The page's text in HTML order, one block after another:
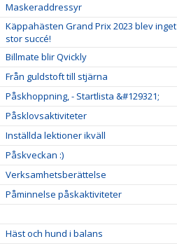
Maskeraddressyr
Käppahästen Grand Prix 2023 blev
stor succé!
Billmate blir Qvickly
Från guldstoft till stjärna
Påskhoppning, - Startlista &#129321;
Påsklovsaktiviteter
Inställda lektioner ikväll
Påskveckan :)
Verksamhetsberättelse
Påminnelse påskaktiviteter
Häst och hund i balans